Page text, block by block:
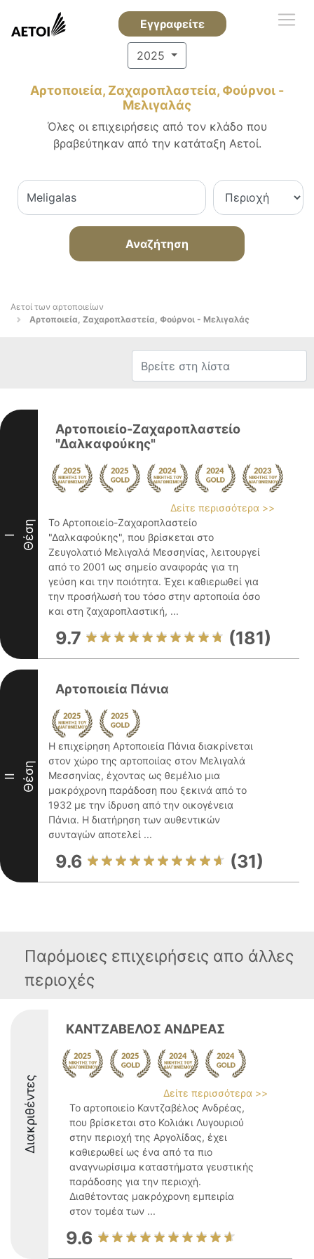
Εγγραφείτε
2025
Αρτοποιεία, Ζαχαροπλαστεία, Φούρνοι -
Μελιγαλάς
Όλες οι επιχειρήσεις από τον κλάδο που
βραβεύτηκαν από την κατάταξη Αετοί.
Αναζήτηση
Αετοί των αρτοποιείων
Αρτοποιεία, Ζαχαροπλαστεία, Φούρνοι - Μελιγαλάς
I Θέση
Αρτοποιείο-Ζαχαροπλαστείο
"Δαλκαφούκης"
Δείτε περισσότερα >>
Το Αρτοποιείο-Ζαχαροπλαστείο
"Δαλκαφούκης", που βρίσκεται στο
Ζευγολατιό Μελιγαλά Μεσσηνίας, λειτουργεί
από το 2001 ως σημείο αναφοράς για τη
γεύση και την ποιότητα. Έχει καθιερωθεί για
την προσήλωσή του τόσο στην αρτοποιία όσο
και στη ζαχαροπλαστική, ...
9.7 (181)
II Θέση
Αρτοποιεία Πάνια
Η επιχείρηση Αρτοποιεία Πάνια διακρίνεται
στον χώρο της αρτοποιίας στον Μελιγαλά
Μεσσηνίας, έχοντας ως θεμέλιο μια
μακρόχρονη παράδοση που ξεκινά από το
1932 με την ίδρυση από την οικογένεια
Πάνια. Η διατήρηση των αυθεντικών
συνταγών αποτελεί ...
9.6 (31)
Παρόμοιες επιχειρήσεις απο άλλες
περιοχές
Διακριθέντες
ΚΑΝΤΖΑΒΕΛΟΣ ΑΝΔΡΕΑΣ
Δείτε περισσότερα >>
Το αρτοποιείο Καντζαβέλος Ανδρέας,
που βρίσκεται στο Κολιάκι Λυγουριού
στην περιοχή της Αργολίδας, έχει
καθιερωθεί ως ένα από τα πιο
αναγνωρίσιμα καταστήματα γευστικής
παράδοσης για την περιοχή.
Διαθέτοντας μακρόχρονη εμπειρία
στον τομέα των ...
9.6